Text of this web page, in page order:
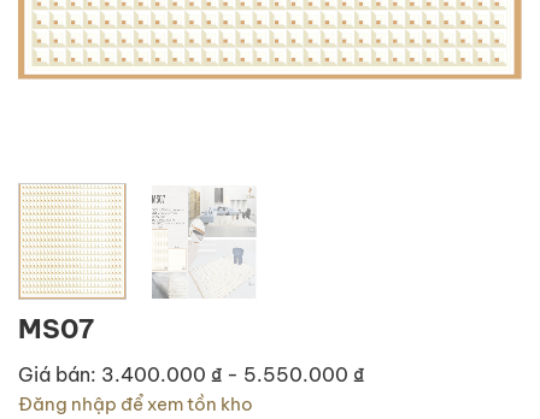
MS07
Giá bán: 3.400.000 ₫ - 5.550.000 ₫
Đăng nhập để xem tồn kho